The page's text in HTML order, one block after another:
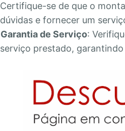
Certifique-se de que o
dúvidas e fornecer um
Garantia de Serviço:
serviço prestado,